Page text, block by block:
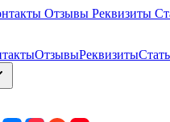
Отзывы Реквизиты
ОтзывыРеквизиты